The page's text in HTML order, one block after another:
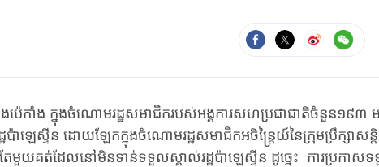
កាំង ក្នុ​ងចំណោម​រដ្ឋ​សមាជិក​របស់​អង្គការ​សហប្រជាជាតិ​ចំនួន​១៩៣
ឡេស្ទីន​ ដោយ​ឡែក​ក្នុងចំណោម​​រដ្ឋសមាជិក​អចិន្ត្រៃយ៍​នៃ​ក្រុម​ប្រឹក្សា​សន្តិ
ែ​មួយ​គត់ដែល​​នៅមិន​ទាន់​ទទួល​ស្គាល់​រដ្ឋ​ប៉ាឡេស្ទីន​ ដូច្នេះ ការ​ប្រកាស​